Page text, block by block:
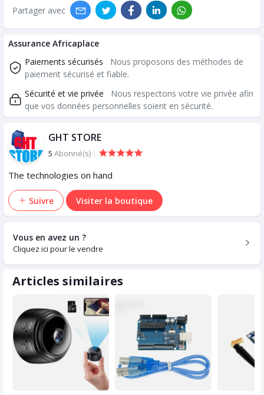
Partager avec
Assurance Africaplace
Paiements sécurisés
Nous proposons des méthodes de
paiement sécurisé et fiable.
Sécurité et vie privée
Nous respectons votre vie privée afin
que vos données personnelles soient en sécurité.
GHT STORE
5 Abonné(s) |
The technologies on hand
Suivre Visiter la boutique
Vous en avez un ?
Cliquez ici pour le vendre
Articles similaires